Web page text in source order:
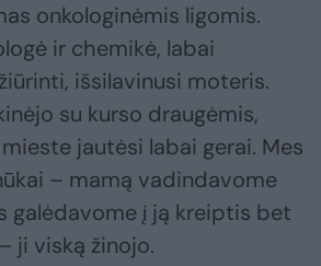
onkologinėmis ligomis.
ir chemikė, labai
išsilavinusi moteris.
su kurso draugėmis,
jautėsi labai gerai. Mes
– mamą vadindavome
galėdavome į ją kreiptis bet
ji viską žinojo.